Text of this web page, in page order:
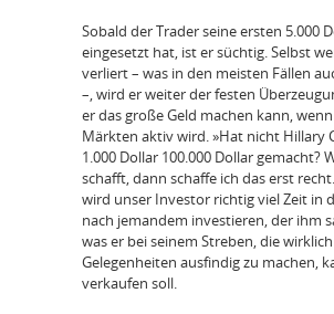
Sobald der Trader seine ersten 5.000
eingesetzt hat, ist er süchtig. Selbst
verliert – was in den meisten Fällen
–, wird er weiter der festen
er das große Geld machen kann,
Märkten aktiv wird. »Hat nicht Hillary
1.000 Dollar 100.000 Dollar gemacht?
schafft, dann schaffe ich das erst
wird unser Investor richtig viel Zeit in
nach jemandem investieren, der ihm
was er bei seinem Streben, die
Gelegenheiten ausfindig zu machen,
verkaufen soll.